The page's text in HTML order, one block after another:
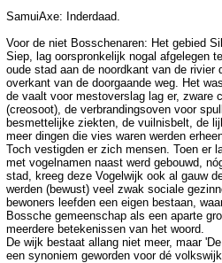
SamuiAxe: Inderdaad.
Voor de niet Bosschenaren: Het gebied
Siep, lag oorspronkelijk nogal afgelegen
oude stad aan de noordkant van de rivier
overkant van de doorgaande weg. Het
de vaalt voor mestoverslag lag er, zware
(creosoot), de verbrandingsoven voor
besmettelijke ziekten, de vuilnisbelt, de
meer dingen die vies waren werden
Toch vestigden er zich mensen. Toen er
met vogelnamen naast werd gebouwd,
stad, kreeg deze Vogelwijk ook al gauw
werden (bewust) veel zwak sociale
bewoners leefden een eigen bestaan,
Bossche gemeenschap als een aparte
meerdere betekenissen van het woord.
De wijk bestaat allang niet meer, maar
een synoniem geworden voor dé